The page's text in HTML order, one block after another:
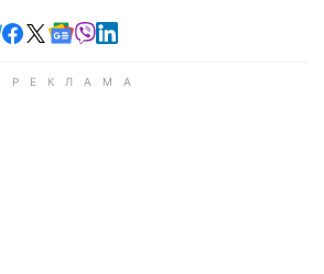
Читайте у Telegram
Читайте у Facebook
Читайте у X
Читайте у Google news
Читайте у Viber
Читайте у LinkedIn